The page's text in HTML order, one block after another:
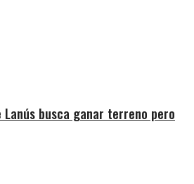
Lanús busca ganar terreno pero